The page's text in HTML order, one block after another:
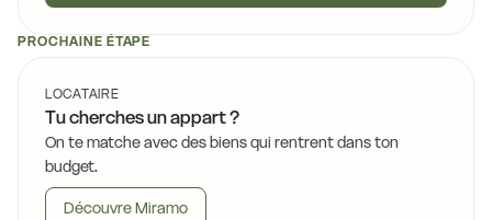
PROCHAINE ÉTAPE
LOCATAIRE
Tu cherches un appart ?
On te matche avec des biens qui rentrent dans ton
budget.
Découvre Miramo